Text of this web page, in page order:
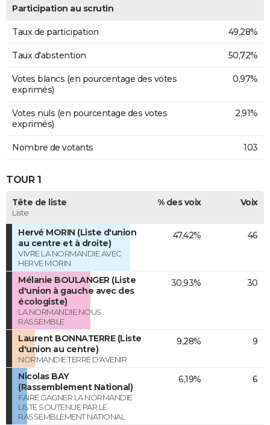
Participation au scrutin
Taux de participation 49,28%
Taux d'abstention 50,72%
Votes blancs (en pourcentage des votes
exprimés)
0,97%
Votes nuls (en pourcentage des votes
exprimés)
2,91%
Nombre de votants 103
TOUR 1
Tête de liste
Liste
% des voix Voix
Hervé MORIN (Liste d'union
au centre et à droite)
VIVRE LA NORMANDIE AVEC
HERVE MORIN
47,42% 46
Mélanie BOULANGER (Liste
d'union à gauche avec des
écologiste)
LA NORMANDIE NOUS
RASSEMBLE
30,93% 30
Laurent BONNATERRE (Liste
d'union au centre)
NORMANDIE TERRE D'AVENIR
9,28% 9
Nicolas BAY
(Rassemblement National)
FAIRE GAGNER LA NORMANDIE
LISTE SOUTENUE PAR LE
RASSEMBLEMENT NATIONAL
6,19% 6